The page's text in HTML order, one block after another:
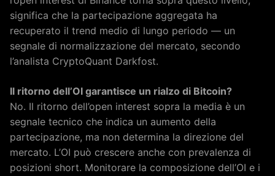
significa che la partecipazione aggregata ha
recuperato il trend medio di lungo periodo — un
segnale di normalizzazione del mercato, secondo
l’analista CryptoQuant Darkfost.
Il ritorno dell’OI garantisce un rialzo di Bitcoin?
No. Il ritorno dell’open interest sopra la media è un
segnale tecnico che indica un aumento della
partecipazione, ma non determina la direzione del
mercato. L’OI può crescere anche con prevalenza di
posizioni short. Monitorare la composizione dell’OI e i